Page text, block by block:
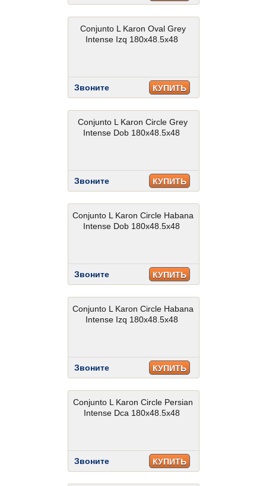
Conjunto L Karon Oval Grey
Intense Izq 180x48.5x48
Звоните КУПИТЬ
Conjunto L Karon Circle Grey
Intense Dob 180x48.5x48
Звоните КУПИТЬ
Conjunto L Karon Circle Habana
Intense Dob 180x48.5x48
Звоните КУПИТЬ
Conjunto L Karon Circle Habana
Intense Izq 180x48.5x48
Звоните КУПИТЬ
Conjunto L Karon Circle Persian
Intense Dca 180x48.5x48
Звоните КУПИТЬ